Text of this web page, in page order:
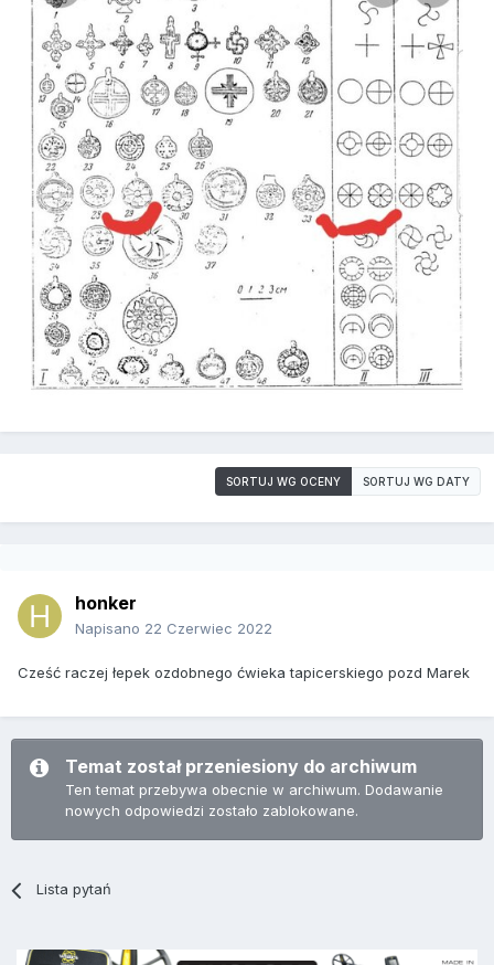
SORTUJ WG OCENY SORTUJ WG DATY
honker
Napisano 22 Czerwiec 2022
Cześć raczej łepek ozdobnego ćwieka tapicerskiego pozd Marek
Temat został przeniesiony do archiwum
Ten temat przebywa obecnie w archiwum. Dodawanie
nowych odpowiedzi zostało zablokowane.
Lista pytań